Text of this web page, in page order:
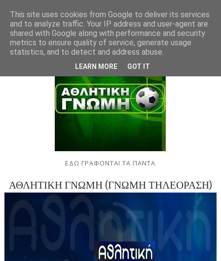
ΕΔΩ ΓΡΑΦΟΝΤΑΙ ΤΑ ΠΑΝΤΑ
ΑΘΛΗΤΙΚΗ ΓΝΩΜΗ (ΓΝΩΜΗ ΤΗΛΕΟΡΑΣΗ)
This site uses cookies from Google to deliver its services
and to analyze traffic. Your IP address and user-agent are
shared with Google along with performance and security
metrics to ensure quality of service, generate usage
statistics, and to detect and address abuse.
LEARN MORE GOT IT